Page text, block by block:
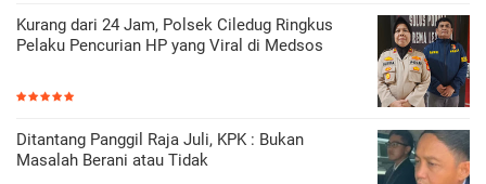
Kurang dari 24 Jam, Polsek Ciledug Ringkus
Pelaku Pencurian HP yang Viral di Medsos
Ditantang Panggil Raja Juli, KPK : Bukan
Masalah Berani atau Tidak